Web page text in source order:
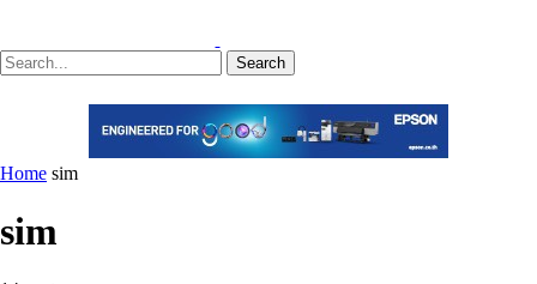
Search
Home sim
sim